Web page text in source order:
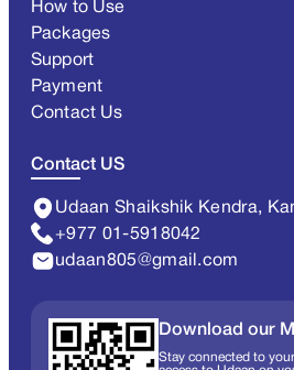
How to Use
Packages
Support
Payment
Contact Us
Contact US
Udaan Shaikshik Kendra,
+977 01-5918042
udaan805@gmail.com
Download our
Stay connected to